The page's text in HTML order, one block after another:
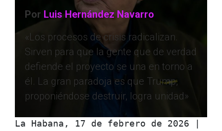
Por Luis Hernández Navarro
«Los procesos de crisis radicalizan.
Sirven para que la gente que de verdad
defiende el proyecto se una en torno a
él. La gran paradoja es que Trump,
proponiéndose destruir, logra unidad»
La Habana, 17 de febrero de 2026 |